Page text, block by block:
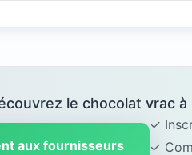
le chocolat vrac à
aux fournisseurs
✓
✓